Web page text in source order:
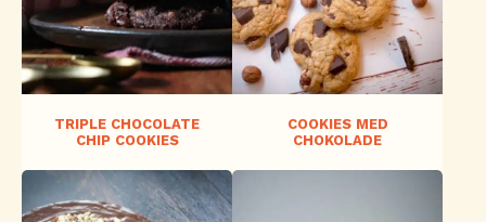
TRIPLE CHOCOLATE
CHIP COOKIES
COOKIES MED
CHOKOLADE